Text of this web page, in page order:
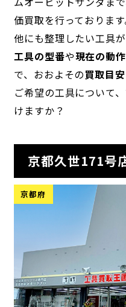
価買取を行っております
他にも整理したい工具
工具の型番や現在の動
で、おおよその買取目安
ご希望の工具について
けますか？
京都久世171号
京都府